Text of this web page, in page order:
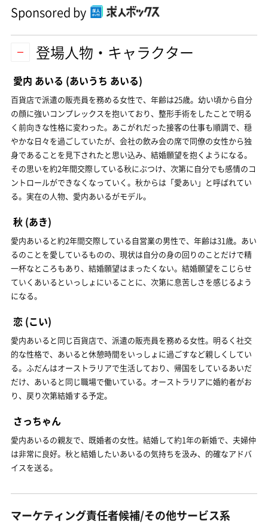
Sponsored by
登場人物・キャラクター
愛内 あいる (あいうち あいる)
百貨店で派遣の販売員を務める女性で、年齢は25歳。幼い頃から自分
の顔に強いコンプレックスを抱いており、整形手術をしたことで明る
く前向きな性格に変わった。あこがれだった接客の仕事も順調で、穏
やかな日々を過ごしていたが、会社の飲み会の席で同僚の女性から独
身であることを見下されたと思い込み、結婚願望を抱くようになる。
その思いを約2年間交際している秋にぶつけ、次第に自分でも感情のコ
ントロールができなくなっていく。秋からは「愛あい」と呼ばれてい
る。実在の人物、愛内あいるがモデル。
秋 (あき)
愛内あいると約2年間交際している自営業の男性で、年齢は31歳。あい
るのことを愛しているものの、現状は自分の身の回りのことだけで精
一杯なところもあり、結婚願望はまったくない。結婚願望をこじらせ
ていくあいるといっしょにいることに、次第に息苦しさを感じるよう
になる。
恋 (こい)
愛内あいると同じ百貨店で、派遣の販売員を務める女性。明るく社交
的な性格で、あいると休憩時間をいっしょに過ごすなど親しくしてい
る。ふだんはオーストラリアで生活しており、帰国をしているあいだ
だけ、あいると同じ職場で働いている。オーストラリアに婚約者がお
り、戻り次第結婚する予定。
さっちゃん
愛内あいるの親友で、既婚者の女性。結婚して約1年の新婚で、夫婦仲
は非常に良好。秋と結婚したいあいるの気持ちを汲み、的確なアドバ
イスを送る。
マーケティング責任者候補/その他サービス系